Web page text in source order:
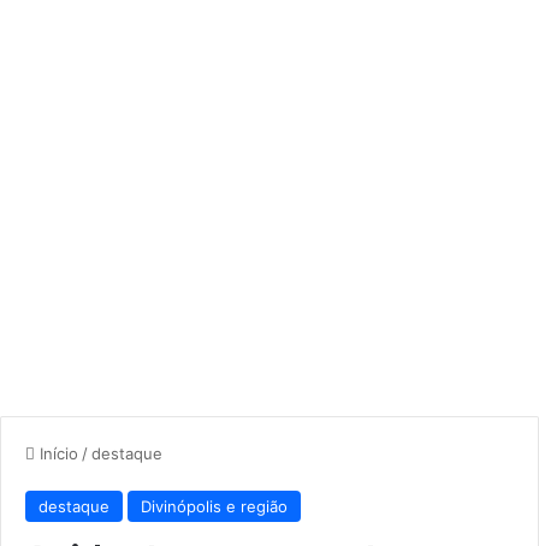
Início /destaque
destaque Divinópolis e região